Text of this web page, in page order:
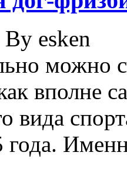
esken
можно
вполне
вида
года.